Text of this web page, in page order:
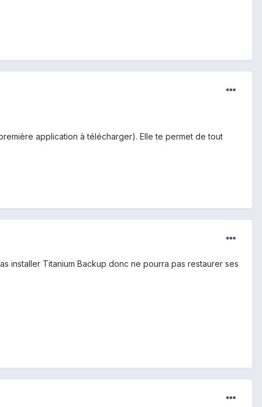
application à télécharger). Elle te permet de tout
installer Titanium Backup donc ne pourra pas restaurer ses